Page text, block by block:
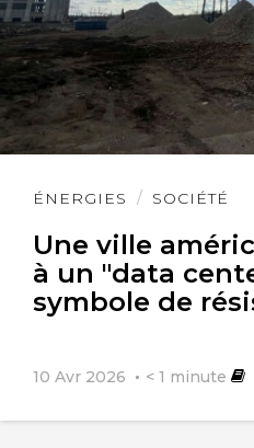
ÉNERGIES SOCIÉTÉ
Une ville
à un "data
symbole de
10 Avr 2026 < 1 minute
Lire